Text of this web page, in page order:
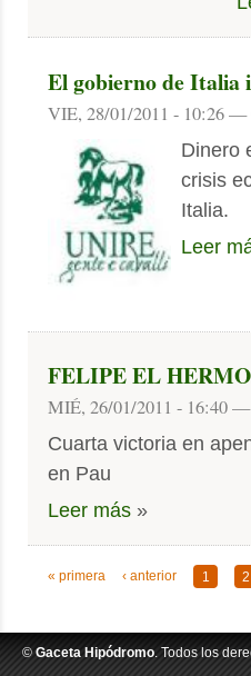
El gobierno de Italia
VIE, 28/01/2011 - 10:26 —
Dinero
crisis
Italia.
Leer
FELIPE EL
MIÉ, 26/01/2011 - 16:40
Cuarta victoria en
en Pau
Leer más »
« primera ‹ anterior 1 2
© Gaceta Hipódromo. Todos los